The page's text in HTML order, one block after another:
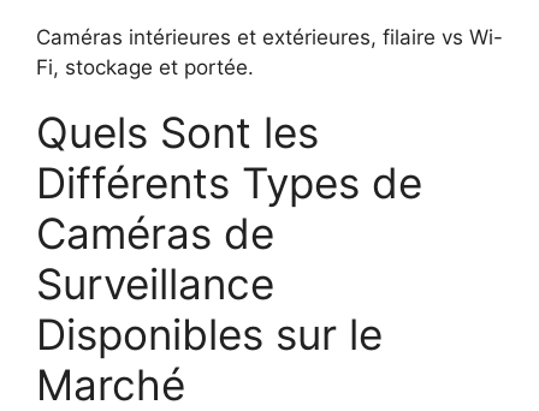
Caméras intérieures et extérieures, filaire vs Wi-
Fi, stockage et portée.
Quels Sont les
Différents Types de
Caméras de
Surveillance
Disponibles sur le
Marché